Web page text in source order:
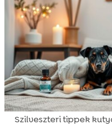
Szilveszteri tippek